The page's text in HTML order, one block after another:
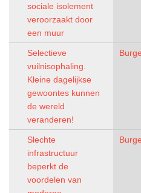
sociale isolement
veroorzaakt door
een muur
Selectieve
vuilnisophaling.
Kleine dagelijkse
gewoontes kunnen
de wereld
veranderen!
Slechte
infrastructuur
beperkt de
voordelen van